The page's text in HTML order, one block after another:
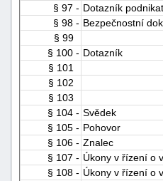
§ 97 - Dotazník
§ 98 - Bezpečnostní
§ 99
§ 100 - Dotazník
§ 101
§ 102
§ 103
§ 104 - Svědek
§ 105 - Pohovor
§ 106 - Znalec
§ 107 - Úkony v řízení o
§ 108 - Úkony v řízení o